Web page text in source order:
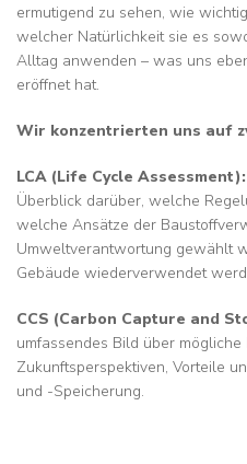
ermutigend zu sehen, wie
welcher Natürlichkeit sie es
Alltag anwenden – was uns
eröffnet hat.
Wir konzentrierten uns auf
LCA (Life Cycle Assessment):
Überblick darüber, welche
welche Ansätze der
Umweltverantwortung gewählt
Gebäude wiederverwendet
CCS (Carbon Capture and
umfassendes Bild über mögliche
Zukunftsperspektiven, Vorteile
und -Speicherung.